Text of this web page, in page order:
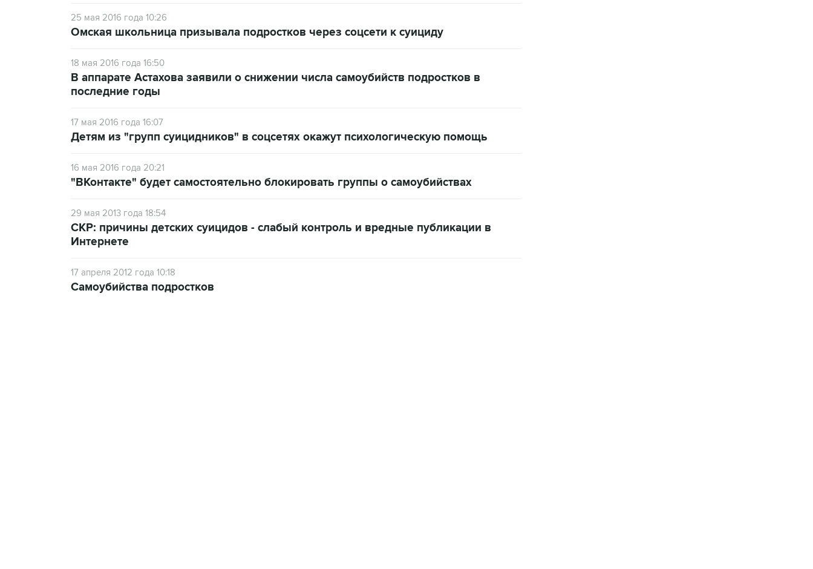
25 мая 2016 года 10:26
Омская школьница призывала подростков через соцсети к суициду
18 мая 2016 года 16:50
В аппарате Астахова заявили о снижении числа самоубийств подростков в
последние годы
17 мая 2016 года 16:07
Детям из "групп суицидников" в соцсетях окажут психологическую помощь
16 мая 2016 года 20:21
"ВКонтакте" будет самостоятельно блокировать группы о самоубийствах
29 мая 2013 года 18:54
СКР: причины детских суицидов - слабый контроль и вредные публикации в
Интернете
17 апреля 2012 года 10:18
Самоубийства подростков